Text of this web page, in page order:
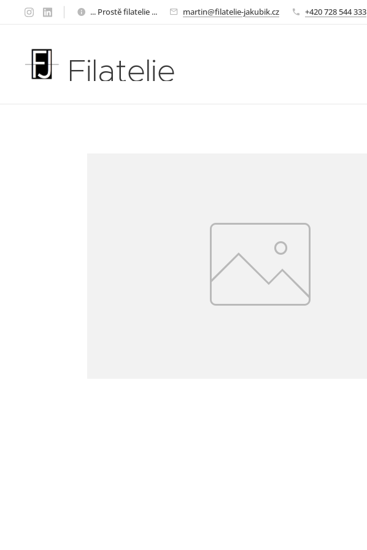
... Prostě filatelie ... martin@filatelie-jakubik.cz +420 728 544 333
Filatelie